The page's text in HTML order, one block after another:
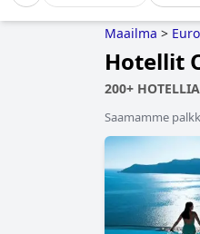
Maailma >
Hotellit
200+
Saamamme